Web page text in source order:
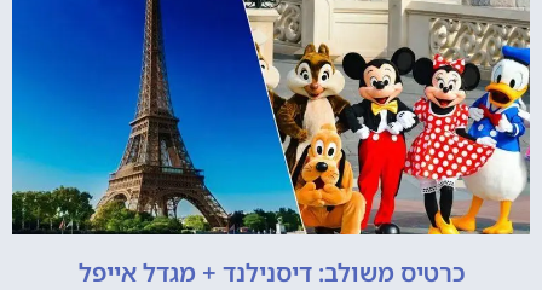
כרטיס משולב: דיסנילנד + מגדל אייפל